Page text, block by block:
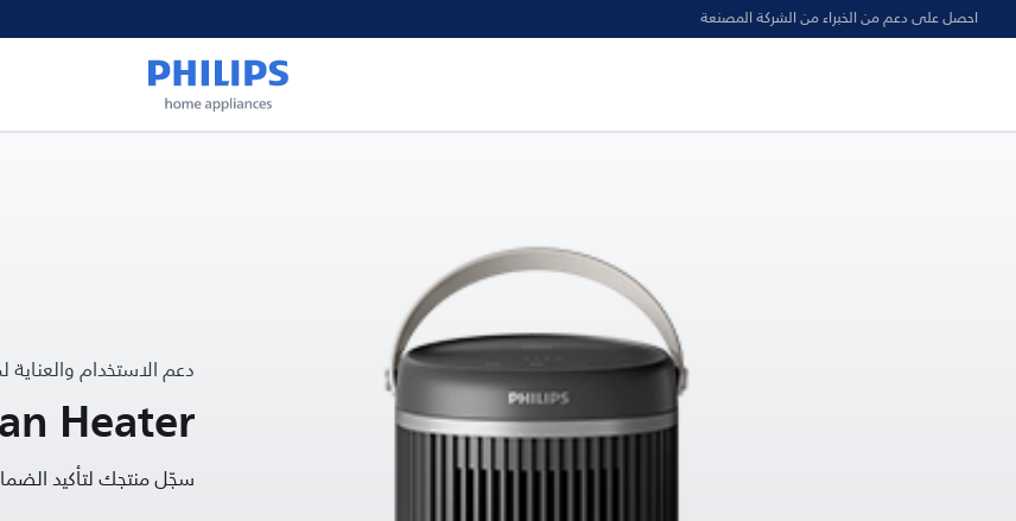
احصل على دعم من الخبراء من الشركة المصنعة
دعم الاستخدام والعناية
Heater
سجّل منتجك لتأكيد